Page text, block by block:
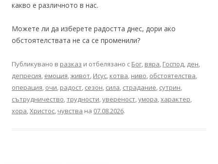
какво е различното в нас.
Можете ли да изберете радостта днес, дори ако
обстоятелствата не са се променили?
Публикувано в разказ и отбелязано с Бог, вяра, Господ, ден,
депресия, емоция,живот, Исус, котва, ниво, обстоятелства,
операция, очи, радост, сезон, сила, страдание, сутрин,
сътрудничество,трудности,увереност,умора,характер,
хора,Христос, чувства на 07.08.2026.